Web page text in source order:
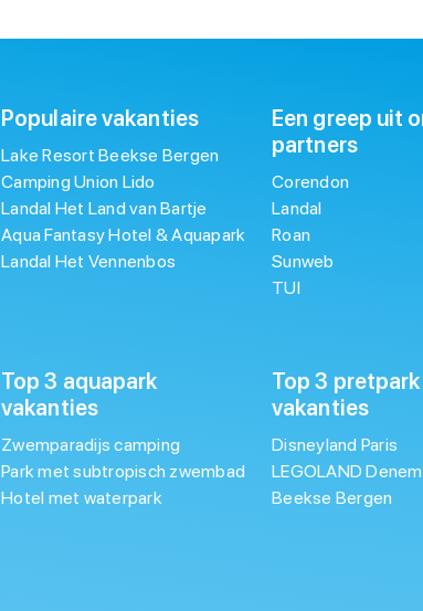
Populaire vakanties
Lake Resort Beekse Bergen
Camping Union Lido
Landal Het Land van Bartje
Aqua Fantasy Hotel & Aquapark
Landal Het Vennenbos
Een greep uit
partners
Corendon
Landal
Roan
Sunweb
TUI
Top 3 aquapark
vakanties
Zwemparadijs camping
Park met subtropisch zwembad
Hotel met waterpark
Top 3 pretpark
vakanties
Disneyland Paris
LEGOLAND
Beekse Bergen